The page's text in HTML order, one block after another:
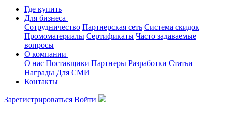
Где купить
Для бизнеса
Сотрудничество Партнерская сеть Система скидок
Промоматериалы Сертификаты Часто задаваемые
вопросы
О компании
О нас Поставщики Партнеры Разработки Статьи
Награды Для СМИ
Контакты
Зарегистрироваться Войти